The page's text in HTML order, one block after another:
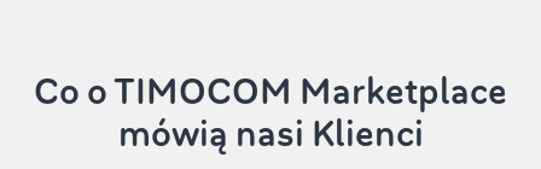
Co o TIMOCOM Marketplace
mówią nasi Klienci